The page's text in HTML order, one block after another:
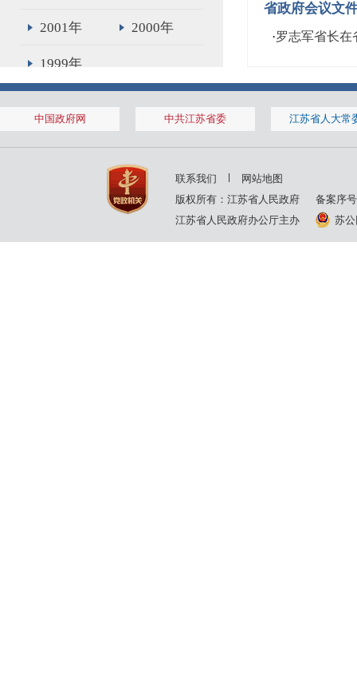
2001年 2000年
1999年
省政府会议文
·罗志军省长在
中国政府网 中共江苏省委 江苏省人大常
联系我们
网站地图
版权所有：江苏省人民政府
备案序
江苏省人民政府办公厅主办
苏